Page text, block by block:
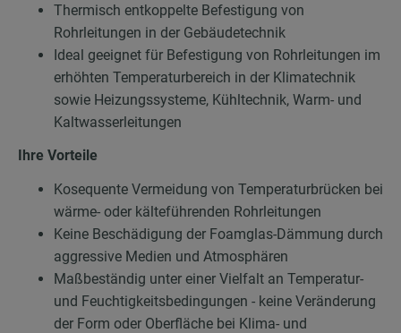
Thermisch entkoppelte Befestigung von
Rohrleitungen in der Gebäudetechnik
Ideal geeignet für Befestigung von Rohrleitungen im
erhöhten Temperaturbereich in der Klimatechnik
sowie Heizungssysteme, Kühltechnik, Warm- und
Kaltwasserleitungen
Ihre Vorteile
Kosequente Vermeidung von Temperaturbrücken bei
wärme- oder kälteführenden Rohrleitungen
Keine Beschädigung der Foamglas-Dämmung durch
aggressive Medien und Atmosphären
Maßbeständig unter einer Vielfalt an Temperatur-
und Feuchtigkeitsbedingungen - keine Veränderung
der Form oder Oberfläche bei Klima- und